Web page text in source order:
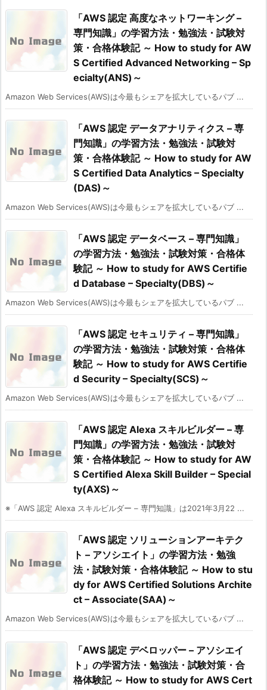
「AWS 認定 高度なネットワーキング –
専門知識」の学習方法・勉強法・試験対
策・合格体験記 ～ How to study for AW
S Certified Advanced Networking – Sp
ecialty(ANS)～
Amazon Web Services(AWS)は今最もシェアを拡大しているパブ ...
「AWS 認定 データアナリティクス – 専
門知識」の学習方法・勉強法・試験対
策・合格体験記 ～ How to study for AW
S Certified Data Analytics – Specialty
(DAS)～
Amazon Web Services(AWS)は今最もシェアを拡大しているパブ ...
「AWS 認定 データベース – 専門知識」
の学習方法・勉強法・試験対策・合格体
験記 ～ How to study for AWS Certifie
d Database – Specialty(DBS)～
Amazon Web Services(AWS)は今最もシェアを拡大しているパブ ...
「AWS 認定 セキュリティ – 専門知識」
の学習方法・勉強法・試験対策・合格体
験記 ～ How to study for AWS Certifie
d Security – Specialty(SCS)～
Amazon Web Services(AWS)は今最もシェアを拡大しているパブ ...
「AWS 認定 Alexa スキルビルダー – 専
門知識」の学習方法・勉強法・試験対
策・合格体験記 ～ How to study for AW
S Certified Alexa Skill Builder – Special
ty(AXS)～
※「AWS 認定 Alexa スキルビルダー – 専門知識」は2021年3月22 ...
「AWS 認定 ソリューションアーキテク
ト – アソシエイト」の学習方法・勉強
法・試験対策・合格体験記 ～ How to stu
dy for AWS Certified Solutions Archite
ct – Associate(SAA)～
Amazon Web Services(AWS)は今最もシェアを拡大しているパブ ...
「AWS 認定 デベロッパー – アソシエイ
ト」の学習方法・勉強法・試験対策・合
格体験記 ～ How to study for AWS Cert